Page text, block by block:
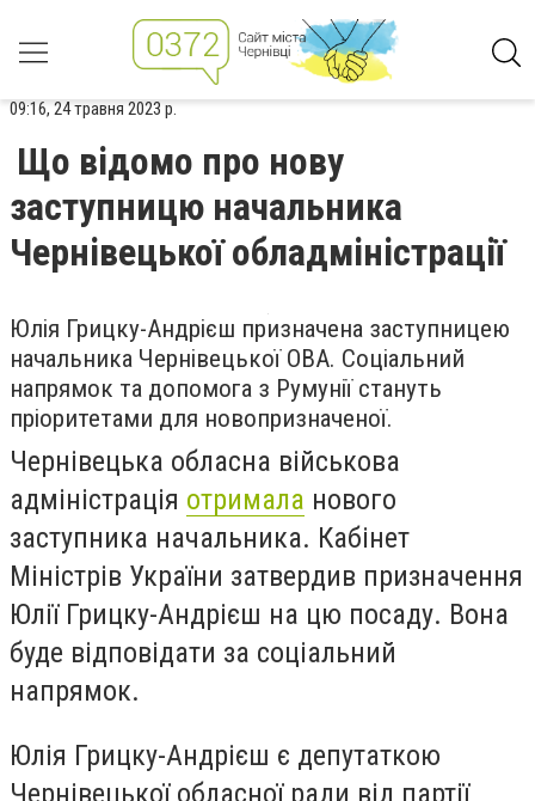
09:16, 24 травня 2023 р.
Що відомо про нову
заступницю начальника
Чернівецької обладміністрації
Юлія Грицку-Андрієш призначена заступницею
начальника Чернівецької ОВА. Соціальний
напрямок та допомога з Румунії стануть
пріоритетами для новопризначеної.
Чернівецька обласна військова
адміністрація отримала нового
заступника начальника. Кабінет
Міністрів України затвердив призначення
Юлії Грицку-Андрієш на цю посаду. Вона
буде відповідати за соціальний
напрямок.
Юлія Грицку-Андрієш є депутаткою
Чернівецької обласної ради від партії